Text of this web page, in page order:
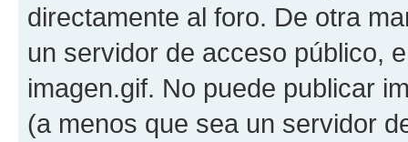
directamente al foro. De otra
un servidor de acceso público,
imagen.gif. No puede publicar
(a menos que sea un servidor